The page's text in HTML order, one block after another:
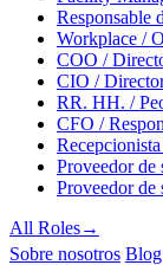
Responsable
Workplace /
COO /
CIO /
RR. HH. /
CFO /
Proveedor
Proveedor de
All Roles→
Sobre nosotros Blog